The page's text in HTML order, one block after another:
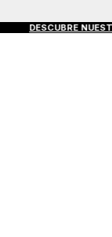
DESCUBRE NUESTRA